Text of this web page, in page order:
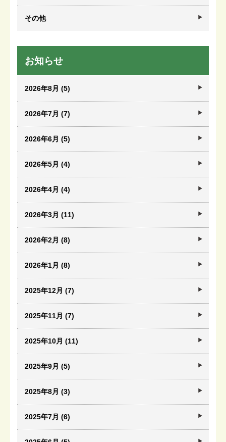
その他
お知らせ
2026年8月 (5)
2026年7月 (7)
2026年6月 (5)
2026年5月 (4)
2026年4月 (4)
2026年3月 (11)
2026年2月 (8)
2026年1月 (8)
2025年12月 (7)
2025年11月 (7)
2025年10月 (11)
2025年9月 (5)
2025年8月 (3)
2025年7月 (6)